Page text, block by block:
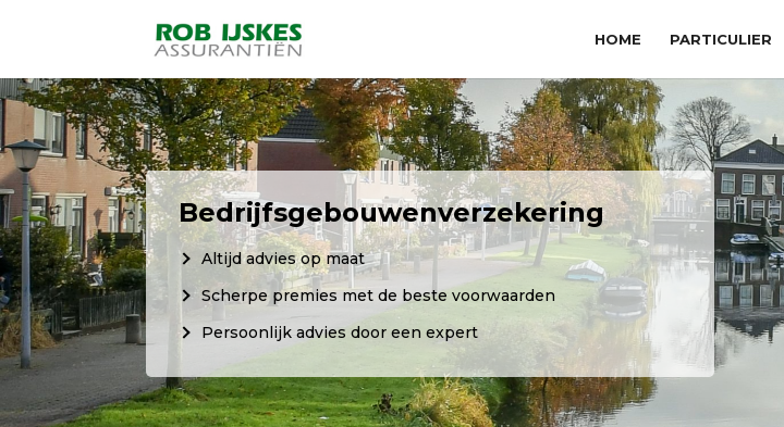
HOME PARTICULIER
Bedrijfsgebouwenverzekering
Altijd advies op maat
Scherpe premies met de beste voorwaarden
Persoonlijk advies door een expert